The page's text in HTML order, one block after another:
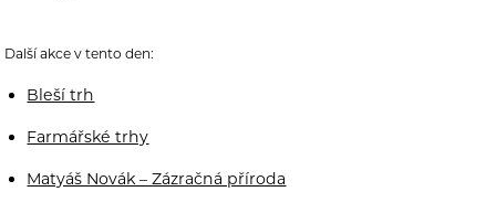
Další akce v tento den:
Bleší trh
Farmářské trhy
Matyáš Novák – Zázračná příroda